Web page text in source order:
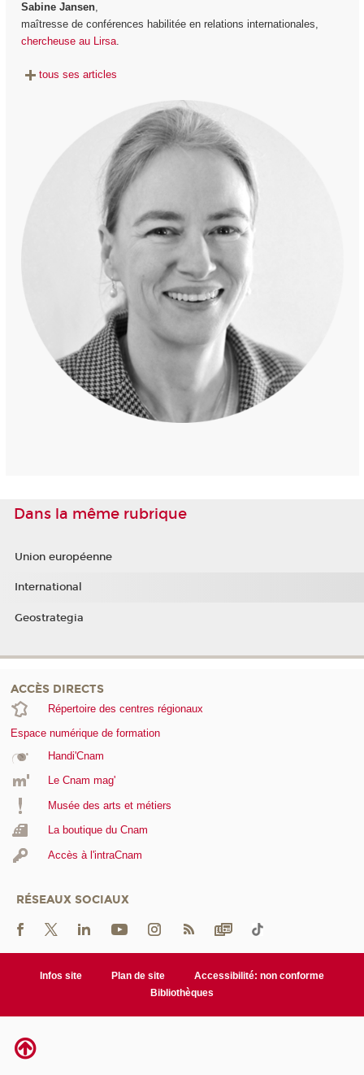
Sabine Jansen,
maîtresse de conférences habilitée en relations internationales,
chercheuse au Lirsa.
tous ses articles
Dans la même rubrique
Union européenne
International
Geostrategia
ACCÈS DIRECTS
Répertoire des centres régionaux
Espace numérique de formation
Handi'Cnam
Le Cnam mag'
Musée des arts et métiers
La boutique du Cnam
Accès à l'intraCnam
RÉSEAUX SOCIAUX
Infos site Plan de site
Accessibilité: non conforme
Bibliothèques